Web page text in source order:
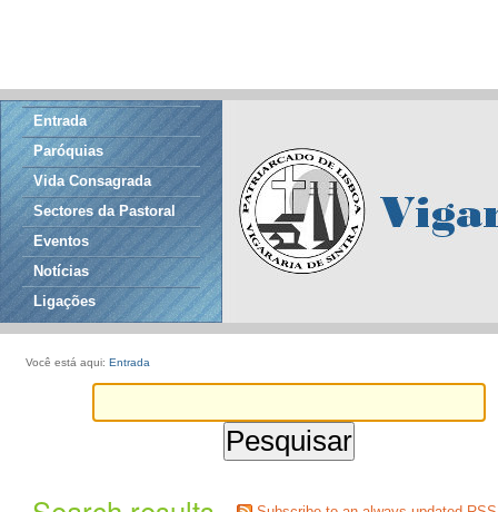
Entrada
Paróquias
Vida Consagrada
Sectores da Pastoral
Eventos
Notícias
Ligações
Você está aqui: Entrada